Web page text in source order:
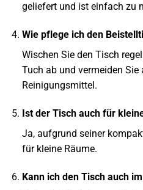
geliefert und ist einfach zu
Wie pflege ich den
Wischen Sie den Tisch
Tuch ab und vermeiden Sie
Reinigungsmittel.
Ist der Tisch auch für
Ja, aufgrund seiner
für kleine Räume.
Kann ich den Tisch auch